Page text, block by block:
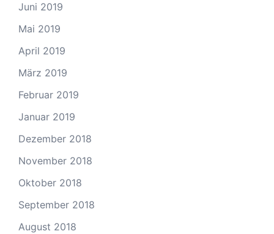
Juni 2019
Mai 2019
April 2019
März 2019
Februar 2019
Januar 2019
Dezember 2018
November 2018
Oktober 2018
September 2018
August 2018